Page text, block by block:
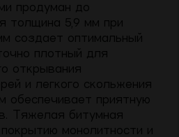
продуман до
толщина 5,9 мм при
создает оптимальный
плотный для
открывания
и легкого скольжения
обеспечивает приятную
Тяжелая битумная
монолитности и